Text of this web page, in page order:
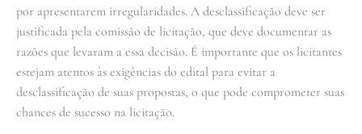
por apresentarem irregularidades. A desclassificação deve ser
justificada pela comissão de licitação, que deve documentar as
razões que levaram a essa decisão. É importante que os licitantes
estejam atentos às exigências do edital para evitar a
desclassificação de suas propostas, o que pode comprometer suas
chances de sucesso na licitação.